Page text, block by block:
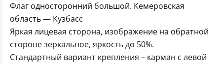
Флаг односторонний большой. Кемеровская
область — Кузбасс
Яркая лицевая сторона, изображение на обратной
стороне зеркальное, яркость до 50%.
Стандартный вариант крепления – карман с левой